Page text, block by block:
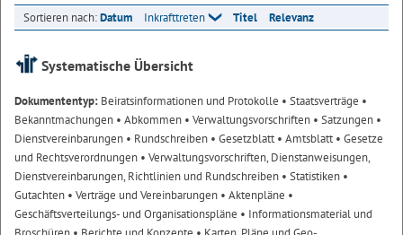
Sortieren nach:Datum Inkrafttreten Titel Relevanz
Systematische Übersicht
Dokumententyp: Beiratsinformationen und Protokolle • Staatsverträge •
Bekanntmachungen • Abkommen • Verwaltungsvorschriften • Satzungen •
Dienstvereinbarungen • Rundschreiben • Gesetzblatt• Amtsblatt• Gesetze
und Rechtsverordnungen • Verwaltungsvorschriften, Dienstanweisungen,
Dienstvereinbarungen, Richtlinien und Rundschreiben • Statistiken •
Gutachten • Verträge und Vereinbarungen • Aktenpläne •
Geschäftsverteilungs- und Organisationspläne • Informationsmaterial und